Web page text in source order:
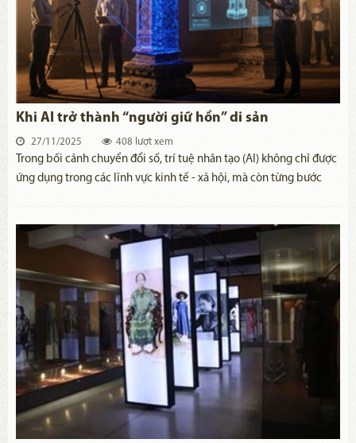
Khi AI trở thành “người giữ hồn” di sản
27/11/2025 408 lượt xem
Trong bối cảnh chuyển đổi số, trí tuệ nhân tạo (AI) không chỉ được
ứng dụng trong các lĩnh vực kinh tế - xã hội, mà còn từng bước
sống động di sản trong đời sống đương đại.